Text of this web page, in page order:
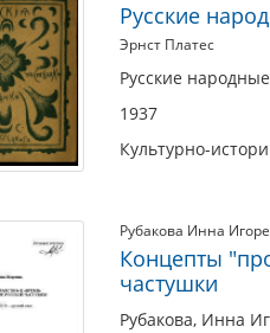
Русские
Эрнст Платес
Русские
1937
Культурно-
Рубакова Инна
Концепты
частушки
Рубакова, Инна